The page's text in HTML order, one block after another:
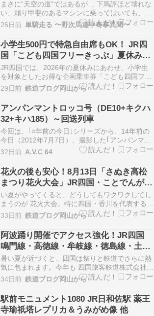
まさに“天空の道”ではあるが… 下馬評ほど壊れな
い、頼り甲斐のあるマシンに乗ってはいても、東
京暮らしだとそうそうしょっちゅう行けない四
国。 でも「四国？一応全部走ったけど？」ってヒ
トに言いたくて、とりあえず目ぼしいとこを回っ
て来た２度目の四国。 70年代育ちのオカルトお
ぢライダー…
26日前 単騎走る 〜野次馬道中奇事異聞〜
小学生500円で特急自由席もOK！ JR四
国「こども四国フリーきっぷ」夏休み版
を発売
JR四国では、2026年の夏休みにあわせ、小学生
を対象としたお得な企画乗車券「こども四国フリ
ーきっぷ」を発売します。 このきっぷは、小学生
がわずか500円でJR四国全線を1日乗り放題とな
る人気のフリーきっぷです。しかも普通列車だけ
でなく、特急列車普通車自由席まで利用できるの
が大き…
29日前 鉄道ブログ岡山から
アンパンマントロッコ号（DE10+キクハ
32+キハ185）～回送列車
今回は、｢○年前の今日｣シリーズから、14年前の
今日（2012年7月7日）、撮影した｢アンパンマン
トロッコ号｣をご紹介します。この列車は、東日
本大震災復興祈念のために、JR東日本･JR四国･
JR貨物の共同事業として、3月から7月にかけ
て、岩手県･宮城県･福島県･茨城県･千葉県の一…
32日前 A.V.C 64
花火の後も安心！8月13日「さぬき高松
まつり花火大会」JR四国・ことでんが臨
時列車を運転
い夏がやってくると、どうしてもワクワクしてし
まうのが 花火大会。特に四国・香川を代表する夏
の風物詩のひとつ 「さぬき高松まつり花火大会」
は、夜空を彩る大輪の花火だけでなく、香川の美
しい海と港の景色も楽しめる贅沢なイベントで
す。 ――そして今年、2026年8月13日（木） に
この…
33日前 鉄道ブログ岡山から
阿波踊り開催でアクセス強化！JR四国
鳴門線・高徳線・牟岐線・徳島線・土讃
線で臨時列車運行決定（2026年）
暑い夏が近づくと、四国は祭りと鉄道でさらに熱
気に包まれます。今年も 四国旅客鉄道株式会社
（JR四国） が、徳島を中心に開催される伝統の
祭り「阿波踊り」や周辺イベントに合わせて、臨
時列車を多数運行する計画を発表しました。公式
リリースによれば、夏季の多客輸送に向けた取り
組みとして、臨…
34日前 鉄道ブログ岡山から
駅前モニュメント1080 JR日和佐駅 薬王
寺瑜祇塔レプリカ＆うみがめ像 他